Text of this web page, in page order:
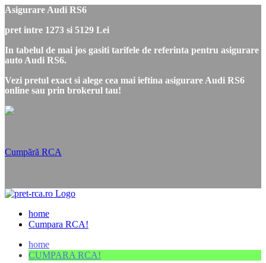
Asigurare Audi RS6
pret intre 1273 si 5129 Lei
In tabelul de mai jos gasiti tarifele de referinta pentru asigurare
auto Audi RS6.
Vezi pretul exact si alege cea mai ieftina asigurare Audi RS6
online sau prin brokerul tau!
Cumpără RCA
home
Cumpara RCA!
home
CUMPARA RCA!